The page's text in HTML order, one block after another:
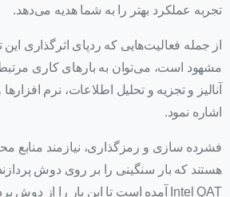
تجربه عملکرد بهتر را به شما هدیه می‌دهد.
از جمله فعالیت‌هایی که ردپای اثرگذاری
مشهود است، می‌توان به بارهای کاری
آنالیز و تجزیه و تحلیل اطلاعات، نرم
اشاره نمود.
فشرده سازی و رمزگذاری، نیازمند منابع
هستند که بار سنگینی را بر روی دوش